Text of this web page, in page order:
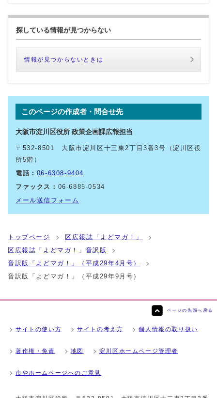
探している情報が見つからない
情報が見つからないときは
このページの作成者・問合せ先
大阪市淀川区役所 政策企画課広報担当
〒532-8501 大阪市淀川区十三東2丁目3番3号（淀川区役
所5階）
電話： 06-6308-9404
ファックス： 06-6885-0534
メール送信フォーム
トップページ
区広報誌「よどマガ！」
区広報誌「よどマガ！」音訳版
音訳版「よどマガ！」（平成29年4月号）
音訳版「よどマガ！」（平成29年9月号）
ページの先頭へ戻る
サイトの使い方 サイトの考え方 個人情報の取り扱い
著作権・免責 地図 淀川区ホームページ管理者
市やホームページへのご意見